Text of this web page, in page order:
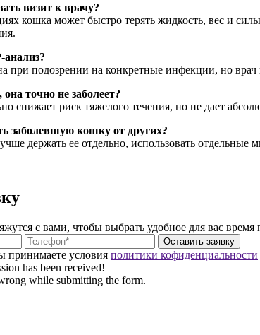
визит к врачу?
кошка может быстро терять жидкость, вес и
при подозрении на конкретные инфекции, но
точно не заболеет?
снижает риск тяжелого течения, но не дает
заболевшую кошку от других?
держать ее отдельно, использовать
с вами, чтобы выбрать удобное для вас время
принимаете условия политики кофиденциальности
has been received!
while submitting the form.